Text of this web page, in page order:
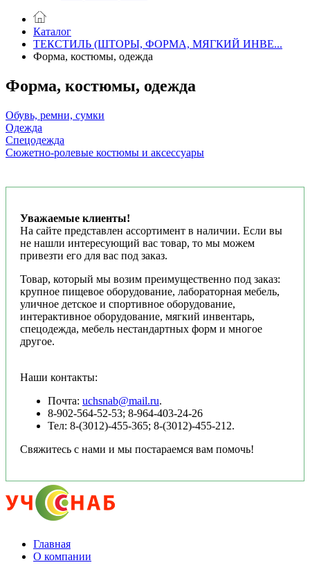
Каталог
ТЕКСТИЛЬ (ШТОРЫ, ФОРМА, МЯГКИЙ ИНВЕ...
Форма, костюмы, одежда
Форма, костюмы, одежда
Обувь, ремни, сумки
Одежда
Спецодежда
Сюжетно-ролевые костюмы и аксессуары
Уважаемые клиенты!
На сайте представлен ассортимент в наличии. Если вы
не нашли интересующий вас товар, то мы можем
привезти его для вас под заказ.
Товар, который мы возим преимущественно под заказ:
крупное пищевое оборудование, лабораторная мебель,
уличное детское и спортивное оборудование,
интерактивное оборудование, мягкий инвентарь,
спецодежда, мебель нестандартных форм и многое
другое.
Наши контакты:
Почта: uchsnab@mail.ru.
8-902-564-52-53; 8-964-403-24-26
Тел: 8-(3012)-455-365; 8-(3012)-455-212.
Свяжитесь с нами и мы постараемся вам помочь!
Главная
О компании